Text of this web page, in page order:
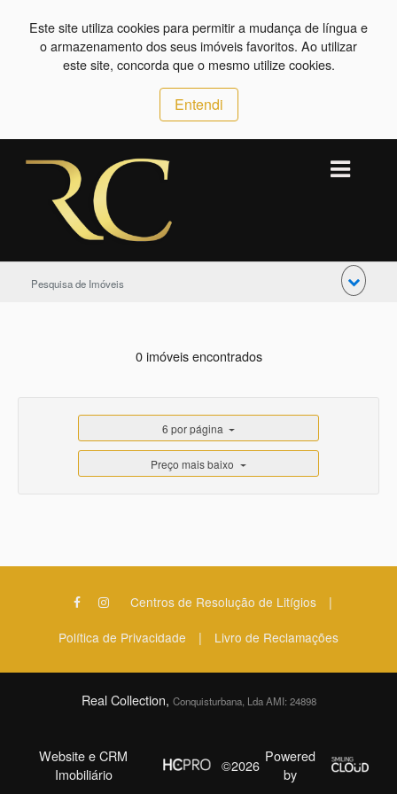
Este site utiliza cookies para permitir a mudança de língua e
o armazenamento dos seus imóveis favoritos. Ao utilizar
este site, concorda que o mesmo utilize cookies.
Entendi
Pesquisa de Imóveis
0 imóveis encontrados
6 por página
Preço mais baixo
Centros de Resolução de Litígios |
Política de Privacidade | Livro de Reclamações
Real Collection, Conquisturbana, Lda AMI: 24898
Website e CRM
Imobiliário
©2026 Powered
by